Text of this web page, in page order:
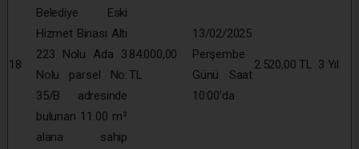
18
Belediye Eski
Hizmet Binası Altı
223 Nolu Ada 3
Nolu parsel No:
35/B adresinde
bulunan 11.00 m²
alana sahip
84.000,00
TL
13/02/2025
Perşembe
Günü Saat
10:00’da
2.520,00 TL 3 Yıl